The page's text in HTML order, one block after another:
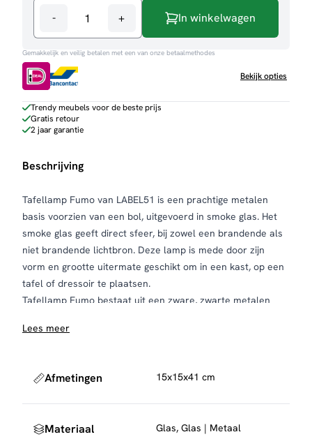
-
Fumo
aantal
+ In winkelwagen
Gemakkelijk en veilig betalen met een van onze betaalmethodes
Bekijk opties
Trendy meubels voor de beste prijs
Gratis retour
2 jaar garantie
Beschrijving
Tafellamp Fumo van LABEL51 is een prachtige metalen
basis voorzien van een bol, uitgevoerd in smoke glas. Het
smoke glas geeft direct sfeer, bij zowel een brandende als
niet brandende lichtbron. Deze lamp is mede door zijn
vorm en grootte uitermate geschikt om in een kast, op een
tafel of dressoir te plaatsen.
Tafellamp Fumo bestaat uit een zware, zwarte metalen
glazen bol, uitgevoerd in smoke; een grijs, licht spiegelend
zo fraai als de lamp niet brandt. Op het snoer bevindt zich
een dimmer, om de gewenste lichtsterkte te kunnen
zorgen voor een spannend design en geven bovendien veel
Lees meer
Afmetingen 15x15x41 cm
Materiaal Glas, Glas | Metaal